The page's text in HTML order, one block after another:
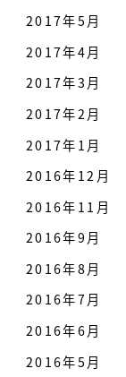
2017年5月
2017年4月
2017年3月
2017年2月
2017年1月
2016年12月
2016年11月
2016年9月
2016年8月
2016年7月
2016年6月
2016年5月